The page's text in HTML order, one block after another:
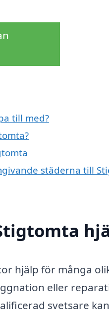
till med?
städerna till
hjälp för många
eller
svetsare